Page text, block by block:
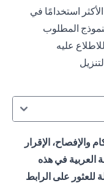
استخدامًا في
المطلوب
عليه
والإفصاح، الإقرار
العربية في هذه
للعثور على الرابط